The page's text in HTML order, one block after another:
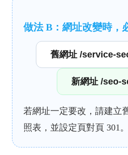
做法 B：網址改變時，
舊網址 /service-
新網址 /seo-
若網址一定要改，請建立
照表，並設定頁對頁 301。